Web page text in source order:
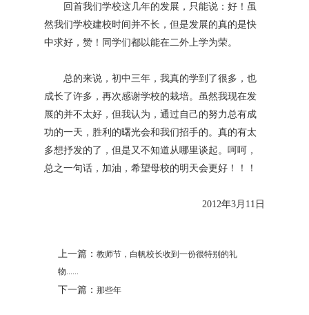
回首我们学校这几年的发展，只能说：好！虽
然我们学校建校时间并不长，但是发展的真的是快
中求好，赞！同学们都以能在二外上学为荣。
总的来说，初中三年，我真的学到了很多，也
成长了许多，再次感谢学校的栽培。虽然我现在发
展的并不太好，但我认为，通过自己的努力总有成
功的一天，胜利的曙光会和我们招手的。真的有太
多想抒发的了，但是又不知道从哪里谈起。呵呵，
总之一句话，加油，希望母校的明天会更好！！！
2012年3月11日
上一篇： 教师节，白帆校长收到一份很特别的礼
物......
下一篇： 那些年